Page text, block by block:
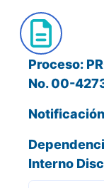
Proceso:
No. 00-
Interno